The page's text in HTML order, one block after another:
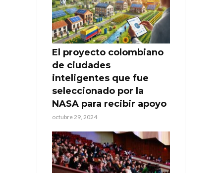
El proyecto colombiano
de ciudades
inteligentes que fue
seleccionado por la
NASA para recibir apoyo
octubre 29, 2024